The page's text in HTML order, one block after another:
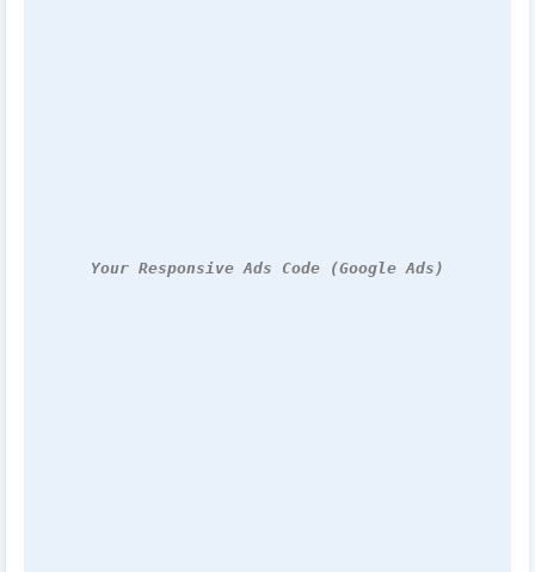
Your Responsive Ads Code (Google Ads)